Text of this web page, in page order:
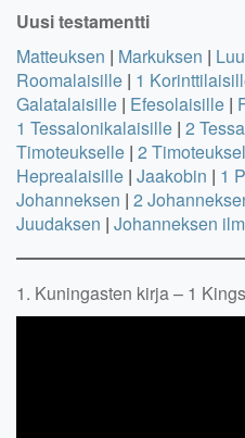
Uusi testamentti
Matteuksen | Markuksen |
Roomalaisille | 1
Galatalaisille | Efesolaisille |
1 Tessalonikalaisille | 2
Timoteukselle | 2
Heprealaisille | Jaakobin | 1
Johanneksen | 2
Juudaksen | Johanneksen
1. Kuningasten kirja – 1 Kings